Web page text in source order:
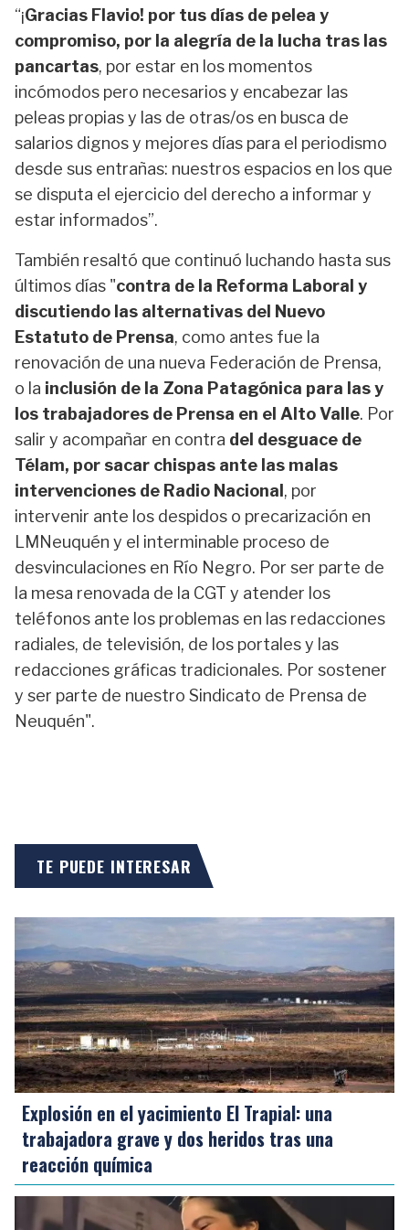
“¡Gracias Flavio! por tus días de pelea y
compromiso, por la alegría de la lucha tras las
pancartas, por estar en los momentos
incómodos pero necesarios y encabezar las
peleas propias y las de otras/os en busca de
salarios dignos y mejores días para el periodismo
desde sus entrañas: nuestros espacios en los que
se disputa el ejercicio del derecho a informar y
estar informados”.
También resaltó que continuó luchando hasta sus
últimos días "contra de la Reforma Laboral y
discutiendo las alternativas del Nuevo
Estatuto de Prensa, como antes fue la
renovación de una nueva Federación de Prensa,
o la inclusión de la Zona Patagónica para las y
los trabajadores de Prensa en el Alto Valle. Por
salir y acompañar en contra del desguace de
Télam, por sacar chispas ante las malas
intervenciones de Radio Nacional , por
intervenir ante los despidos o precarización en
LMNeuquén y el interminable proceso de
desvinculaciones en Río Negro. Por ser parte de
la mesa renovada de la CGT y atender los
teléfonos ante los problemas en las redacciones
radiales, de televisión, de los portales y las
redacciones gráficas tradicionales. Por sostener
y ser parte de nuestro Sindicato de Prensa de
Neuquén".
TE PUEDE INTERESAR
Explosión en el yacimiento El Trapial: una
trabajadora grave y dos heridos tras una
reacción química